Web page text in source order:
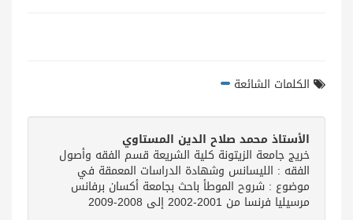
الكلمات الشائعة
الأستاذ محمد صلاح الدين المستاوي
خريج جامعة الزيتونة كلية الشريعة قسم الفقه وأصول
الفقه : الليسانس وشهادة الدراسات المعمقة في
موضوع : شروح الموطأ باحث بجامعة أكسان برفانس
مرسيليا فرنسا من 2001-2002 إلى 2008-2009